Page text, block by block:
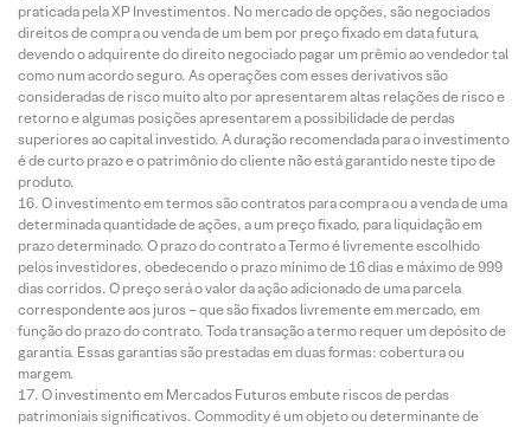
praticada pela XP Investimentos. No mercado de opções, são negociados
direitos de compra ou venda de um bem por preço fixado em data futura,
devendo o adquirente do direito negociado pagar um prêmio ao vendedor tal
como num acordo seguro. As operações com esses derivativos são
consideradas de risco muito alto por apresentarem altas relações de risco e
retorno e algumas posições apresentarem a possibilidade de perdas
superiores ao capital investido. A duração recomendada para o investimento
é de curto prazo e o patrimônio do cliente não está garantido neste tipo de
produto.
O investimento em termos são contratos para compra ou a venda de uma
determinada quantidade de ações, a um preço fixado, para liquidação em
prazo determinado. O prazo do contrato a Termo é livremente escolhido
pelos investidores, obedecendo o prazo mínimo de 16 dias e máximo de 999
dias corridos. O preço será o valor da ação adicionado de uma parcela
correspondente aos juros – que são fixados livremente em mercado, em
função do prazo do contrato. Toda transação a termo requer um depósito de
garantia. Essas garantias são prestadas em duas formas: cobertura ou
margem.
O investimento em Mercados Futuros embute riscos de perdas
patrimoniais significativos. Commodity é um objeto ou determinante de